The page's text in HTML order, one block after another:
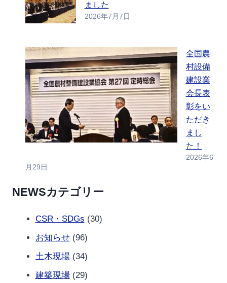
ました
2026年7月7日
全国農
村設備
建設業
会長表
彰をい
ただき
まし
た！
2026年6
月29日
NEWSカテゴリー
CSR・SDGs (30)
お知らせ(96)
土木現場(34)
建築現場(29)